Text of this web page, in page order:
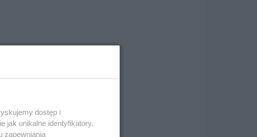
dostęp i
jak unikalne identyfikatory,
zapewniania